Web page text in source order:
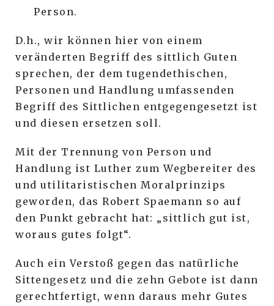
Person.
D.h., wir können hier von einem
veränderten Begriff des sittlich Guten
sprechen, der dem tugendethischen,
Personen und Handlung umfassenden
Begriff des Sittlichen entgegengesetzt ist
und diesen ersetzen soll.
Mit der Trennung von Person und
Handlung ist Luther zum Wegbereiter des
und utilitaristischen Moralprinzips
geworden, das Robert Spaemann so auf
den Punkt gebracht hat: „sittlich gut ist,
woraus gutes folgt“.
Auch ein Verstoß gegen das natürliche
Sittengesetz und die zehn Gebote ist dann
gerechtfertigt, wenn daraus mehr Gutes